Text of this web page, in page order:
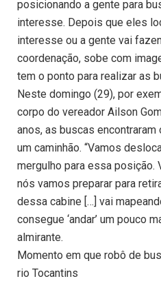
posicionando a gente para
interesse. Depois que eles
interesse ou a gente vai
coordenação, sobe com
tem o ponto para realizar as
Neste domingo (29), por
corpo do vereador Ailson
anos, as buscas encontraram
um caminhão. “Vamos
mergulho para essa posição.
nós vamos preparar para
dessa cabine […] vai
consegue ‘andar’ um pouco
almirante.
Momento em que robô de
rio Tocantins